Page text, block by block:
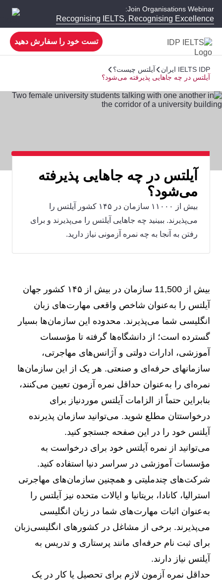
Join Organisations Webinar:
Recognising IELTS, Recognising Excellence
تست خود را سفارش دهید
IELTS IDP ایران
آیلتس چیست؟
آیلتس در چه جاهایی پذیرفته می‌شود؟
آیلتس در چه جاهایی پذیرفته
می‌شود؟
بیش از ۱۱۰۰۰ سازمان در ۱۴۵ کشور آیلتس را
می‌پذیرند. ببینید چه جاهایی آیلتس را می‌پذیرند و برای
رفتن به آنجا به چه نمره آزمونی نیاز دارید.
بیش از 11,500 سازمان در بیش از ۱۴۵ کشور جهان
آیلتس را به‌عنوان شاخص واقعی مهارت‌های زبان
انگلیسی شما می‌پذیرند. محدوده این سازمان‌ها بسیار
گسترده است؛ از دانشگاه‌ها گرفته تا مؤسسات
آموزشی، ادارات دولتی و آژانس‌های مهاجرتی،
سازمانهای حرفه‌ای و صنعتی. هر یک از این سازمان‌ها
نمره‌ای را به‌عنوان حداقل نمره آزمون تعیین می‌کنند،
بنابراین حتماً از الزامات آیلتس موردنیاز برای
درخواستتان مطلع شوید. می‌توانید سازمان پذیرنده
آیلتس خود را در این صفحه جستجو کنید.
می‌توانید از نمره آیلتس خود برای درخواست به
مؤسسات آموزشی در سراسر دنیا استفاده کنید.
شرکت‌های چندملیتی و همچنین سازمان‌های مهاجرتی
استرالیا، کانادا، بریتانیا و ایالات متحده نیز آیلتس را
به‌عنوان اثبات مهارت‌های شما در زبان انگلیسی
می‌پذیرند. برخی از مشاغل در کشورهای انگلیسی‌زبان
برای ثبت نام حرفه‌ای مانند پرستاری و تدریس به
آیلتس نیاز دارند.
حداقل نمره آزمون لازم برای تحصیل یا کار در یک